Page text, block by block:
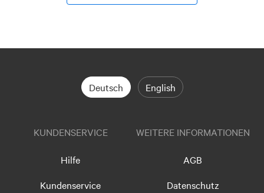
Deutsch English
KUNDENSERVICE
Hilfe
Kundenservice
WEITERE INFORMATIONEN
AGB
Datenschutz